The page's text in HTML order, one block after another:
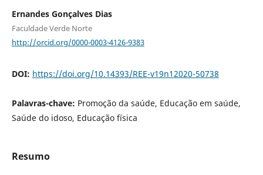
Ernandes Gonçalves Dias
Faculdade Verde Norte
http://orcid.org/0000-0003-4126-9383
DOI: https://doi.org/10.14393/REE-v19n12020-50738
Palavras-chave: Promoção da saúde, Educação em saúde,
Saúde do idoso, Educação física
Resumo